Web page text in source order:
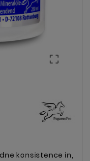

konsistence in,